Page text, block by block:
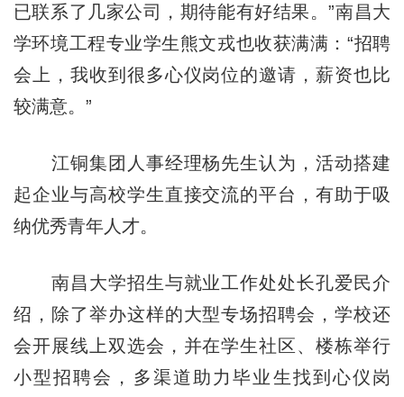
已联系了几家公司，期待能有好结果。”南昌大
学环境工程专业学生熊文戎也收获满满：“招聘
会上，我收到很多心仪岗位的邀请，薪资也比
较满意。”
江铜集团人事经理杨先生认为，活动搭建
起企业与高校学生直接交流的平台，有助于吸
纳优秀青年人才。
南昌大学招生与就业工作处处长孔爱民介
绍，除了举办这样的大型专场招聘会，学校还
会开展线上双选会，并在学生社区、楼栋举行
小型招聘会，多渠道助力毕业生找到心仪岗